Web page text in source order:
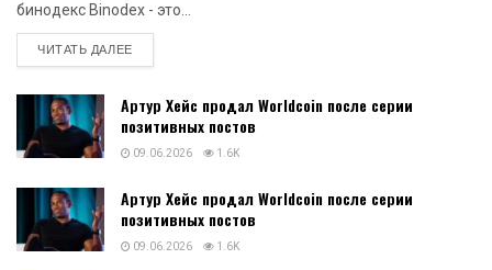
бинодекс Binodex - это...
ЧИТАТЬ ДАЛЕЕDETAILS
Артур Хейс продал Worldcoin после серии
позитивных постов
09.06.2026 1.6K
Артур Хейс продал Worldcoin после серии
позитивных постов
09.06.2026 1.6K